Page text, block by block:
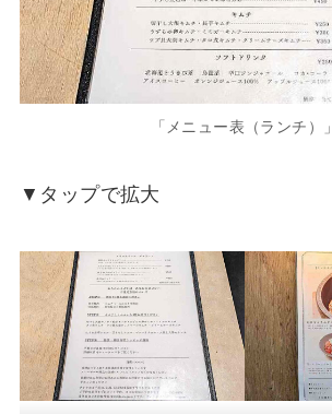
「メニュー表（ランチ）」
▼タップで拡大